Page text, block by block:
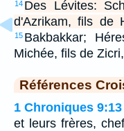
14 Des Lévites:
d'Azrikam, fils de
15 Bakbakkar;
Michée, fils de
Références
1 Chroniques 9:13
et leurs frères,